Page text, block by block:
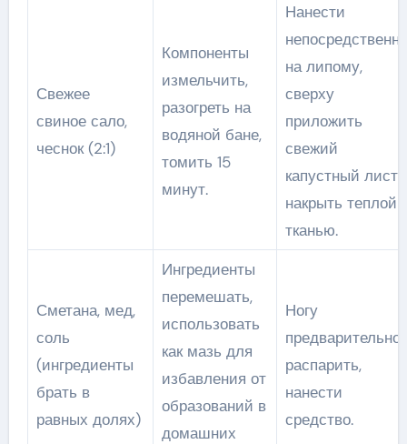
Свежее
свиное сало,
чеснок (2:1)
Компоненты
измельчить,
разогреть на
водяной бане,
томить 15
минут.
Нанести
непосредственно
на липому,
сверху
приложить
свежий
капустный лист,
накрыть теплой
тканью.
Сметана, мед,
соль
(ингредиенты
брать в
равных долях)
Ингредиенты
перемешать,
использовать
как мазь для
избавления от
образований в
домашних
Ногу
предварительно
распарить,
нанести
средство.